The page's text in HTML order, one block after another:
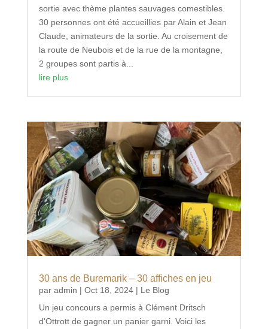
sortie avec thème plantes sauvages comestibles.
30 personnes ont été accueillies par Alain et Jean
Claude, animateurs de la sortie. Au croisement de
la route de Neubois et de la rue de la montagne,
2 groupes sont partis à...
lire plus
30 ans de Buremarik – 30 affiches en jeu
par admin | Oct 18, 2024| Le Blog
Un jeu concours a permis à Clément Dritsch
d'Ottrott de gagner un panier garni. Voici les